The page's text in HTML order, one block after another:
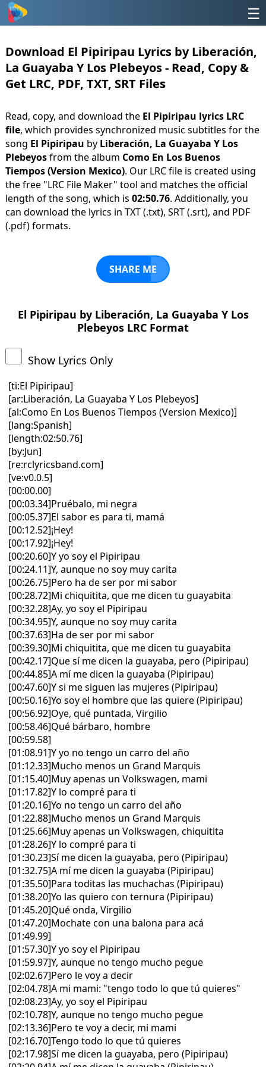
☰
Download El Pipiripau Lyrics by Liberación,
La Guayaba Y Los Plebeyos - Read, Copy &
Get LRC, PDF, TXT, SRT Files
Read, copy, and download the El Pipiripau lyrics LRC
file, which provides synchronized music subtitles for the
song El Pipiripau by Liberación, La Guayaba Y Los
Plebeyosfrom the album Como En Los Buenos
Tiempos (Version Mexico). Our LRC file is created using
the free "LRC File Maker" tool and matches the official
length of the song, which is 02:50.76. Additionally, you
can download the lyrics in TXT (.txt), SRT (.srt), and PDF
(.pdf) formats.
SHARE ME
El Pipiripau by Liberación, La Guayaba Y Los
Plebeyos LRC Format
Show Lyrics Only
[ti:El Pipiripau]
[ar:Liberación, La Guayaba Y Los Plebeyos]
[al:Como En Los Buenos Tiempos (Version Mexico)]
[lang:Spanish]
[length:02:50.76]
[by:Jun]
[re:rclyricsband.com]
[ve:v0.0.5]
[00:00.00]
[00:03.34]Pruébalo, mi negra
[00:05.37]El sabor es para ti, mamá
[00:12.52]¡Hey!
[00:17.92]¡Hey!
[00:20.60]Y yo soy el Pipiripau
[00:24.11]Y, aunque no soy muy carita
[00:26.75]Pero ha de ser por mi sabor
[00:28.72]Mi chiquitita, que me dicen tu guayabita
[00:32.28]Ay, yo soy el Pipiripau
[00:34.95]Y, aunque no soy muy carita
[00:37.63]Ha de ser por mi sabor
[00:39.30]Mi chiquitita, que me dicen tu guayabita
[00:42.17]Que sí me dicen la guayaba, pero (Pipiripau)
[00:44.85]A mí me dicen la guayaba (Pipiripau)
[00:47.60]Y si me siguen las mujeres (Pipiripau)
[00:50.16]Yo soy el hombre que las quiere (Pipiripau)
[00:56.92]Oye, qué puntada, Virgilio
[00:58.46]Qué bárbaro, hombre
[00:59.58]
[01:08.91]Y yo no tengo un carro del año
[01:12.33]Mucho menos un Grand Marquis
[01:15.40]Muy apenas un Volkswagen, mami
[01:17.82]Y lo compré para ti
[01:20.16]Yo no tengo un carro del año
[01:22.88]Mucho menos un Grand Marquis
[01:25.66]Muy apenas un Volkswagen, chiquitita
[01:28.26]Y lo compré para ti
[01:30.23]Sí me dicen la guayaba, pero (Pipiripau)
[01:32.75]A mí me dicen la guayaba (Pipiripau)
[01:35.50]Para toditas las muchachas (Pipiripau)
[01:38.20]Yo las quiero con ternura (Pipiripau)
[01:45.20]Qué onda, Virgilio
[01:47.20]Mochate con una balona para acá
[01:49.99]
[01:57.30]Y yo soy el Pipiripau
[01:59.97]Y, aunque no tengo mucho pegue
[02:02.67]Pero le voy a decir
[02:04.78]A mi mami: "tengo todo lo que tú quieres"
[02:08.23]Ay, yo soy el Pipiripau
[02:10.78]Y, aunque no tengo mucho pegue
[02:13.36]Pero te voy a decir, mi mami
[02:16.70]Tengo todo lo que tú quieres
[02:17.98]Sí me dicen la guayaba, pero (Pipiripau)